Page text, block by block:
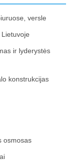
versle
ir lyderystės
konstrukcijas
osmosas